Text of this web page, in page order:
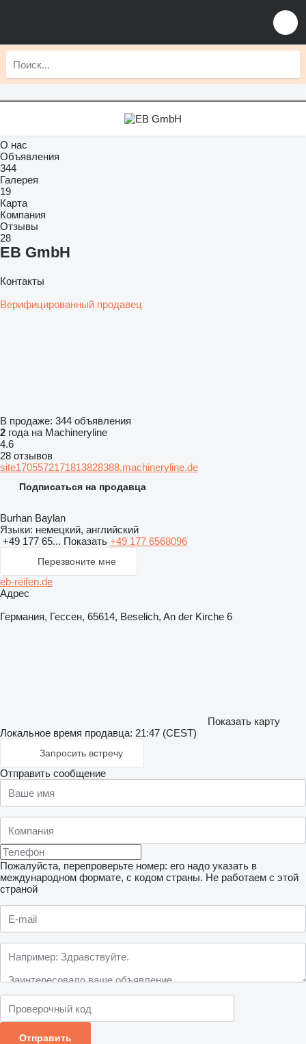
О нас
Объявления
344
Галерея
19
Карта
Компания
Отзывы
28
EB GmbH
Контакты
Верифицированный продавец
В продаже: 344 объявления
2 года на Machineryline
4.6
28 отзывов
site1705572171813828388.machineryline.de
Подписаться на продавца
Burhan Baylan
Языки: немецкий, английский
+49 177 65... Показать +49 177 6568096
Перезвоните мне
eb-reifen.de
Адрес
Германия, Гессен, 65614, Beselich, An der Kirche 6
Показать карту
Локальное время продавца: 21:47 (CEST)
Запросить встречу
Отправить сообщение
Пожалуйста, перепроверьте номер: его надо указать в
международном формате, с кодом страны. Не работаем с этой
страной